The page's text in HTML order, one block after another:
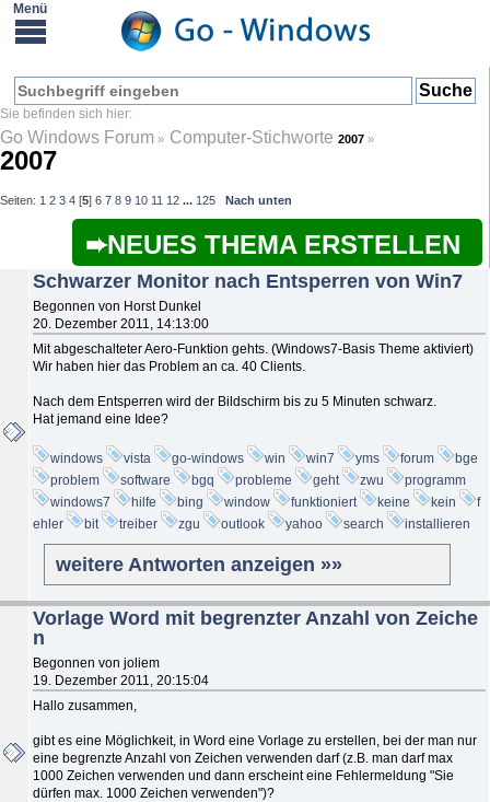
Go Windows Forum » Computer-Stichworte2007 »
2007
Seiten: 1 2 3 4 [5] 6 7 8 9 10 11 12 ... 125 Nach unten
NEUES THEMA ERSTELLEN
Schwarzer Monitor nach Entsperren von Win7
Begonnen von Horst Dunkel
20. Dezember 2011, 14:13:00
Mit abgeschalteter Aero-Funktion gehts. (Windows7-Basis Theme aktiviert)
Wir haben hier das Problem an ca. 40 Clients.
Nach dem Entsperren wird der Bildschirm bis zu 5 Minuten schwarz.
Hat jemand eine Idee?
windows vista go-windows win win7 yms forum
bge
problem
software bgq probleme geht zwu
programm
windows7
hilfe bing window funktioniert keine kein
f
ehler
bit treiber zgu outlook yahoo search installieren
weitere Antworten anzeigen »»
Vorlage Word mit begrenzter Anzahl von Zeiche
n
Begonnen von joliem
19. Dezember 2011, 20:15:04
Hallo zusammen,
gibt es eine Möglichkeit, in Word eine Vorlage zu erstellen, bei der man nur
eine begrenzte Anzahl von Zeichen verwenden darf (z.B. man darf max
1000 Zeichen verwenden und dann erscheint eine Fehlermeldung "Sie
dürfen max. 1000 Zeichen verwenden")?